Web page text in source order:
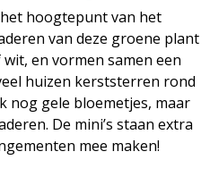
hoogtepunt van het
van deze groene plant
en vormen samen een
huizen kerststerren rond
nog gele bloemetjes, maar
De mini’s staan extra
mee maken!